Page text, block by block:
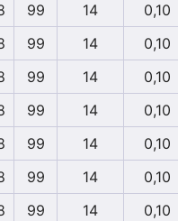
99 14
0,10
99 14
0,10
99 14
0,10
99 14
0,10
99 14
0,10
99 14
0,10
99 14
0,10